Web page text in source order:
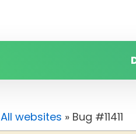
All websites » Bug #11411